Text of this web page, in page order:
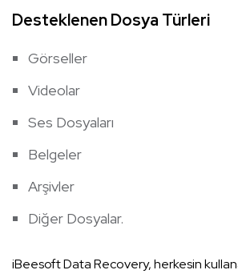
Desteklenen Dosya Türleri
Görseller
Videolar
Ses Dosyaları
Belgeler
Arşivler
Diğer Dosyalar.
iBeesoft Data Recovery, herkesin